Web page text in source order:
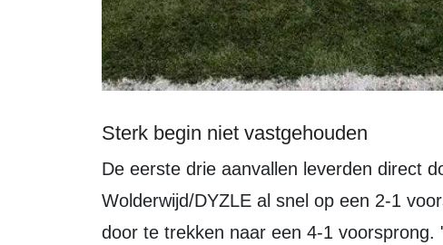
Sterk begin niet vastgehouden
De eerste drie aanvallen leverden direct doelpunten op, waardoor
Wolderwijd/DYZLE al snel op een 2-1
door te trekken naar een 4-1 voorsprong.